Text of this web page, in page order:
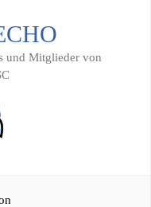
und Mitglieder von